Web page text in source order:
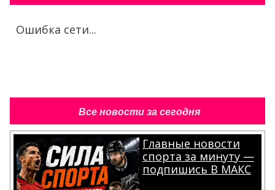
Ошибка сети...
Все новости за сегодня
Главные новости
спорта за минуту —
подпишись В МАКС
.